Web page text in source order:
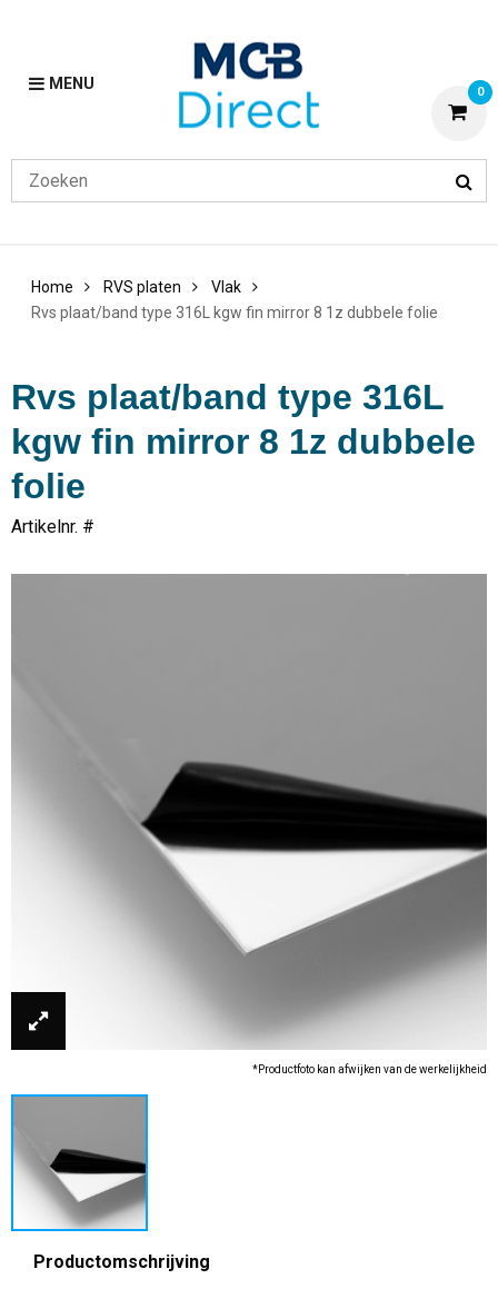
MENU 0
Home RVS platen
Vlak
Rvs plaat/band type 316L kgw fin mirror 8 1z dubbele folie
Rvs plaat/band type 316L
kgw fin mirror 8 1z dubbele
folie
Artikelnr. #
*Productfoto kan afwijken van de werkelijkheid
Productomschrijving